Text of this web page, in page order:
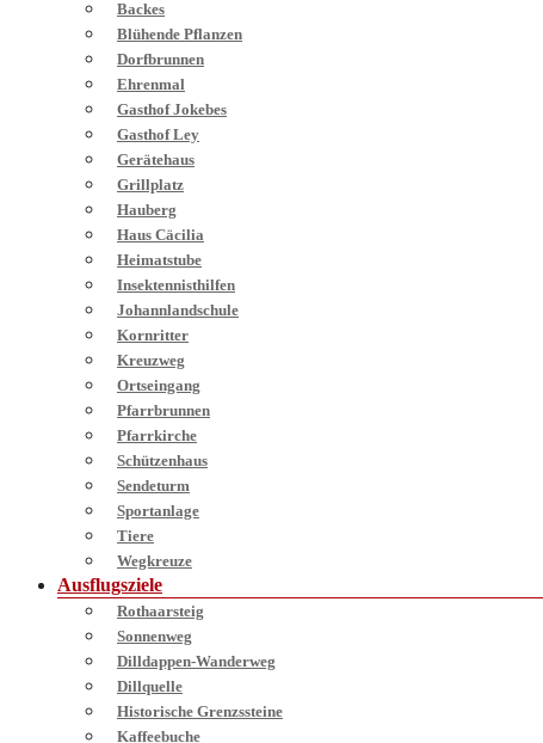
Backes
Blühende Pflanzen
Dorfbrunnen
Ehrenmal
Gasthof Jokebes
Gasthof Ley
Gerätehaus
Grillplatz
Hauberg
Haus Cäcilia
Heimatstube
Insektennisthilfen
Johannlandschule
Kornritter
Kreuzweg
Ortseingang
Pfarrbrunnen
Pfarrkirche
Schützenhaus
Sendeturm
Sportanlage
Tiere
Wegkreuze
Ausflugsziele
Rothaarsteig
Sonnenweg
Dilldappen-Wanderweg
Dillquelle
Historische Grenzssteine
Kaffeebuche